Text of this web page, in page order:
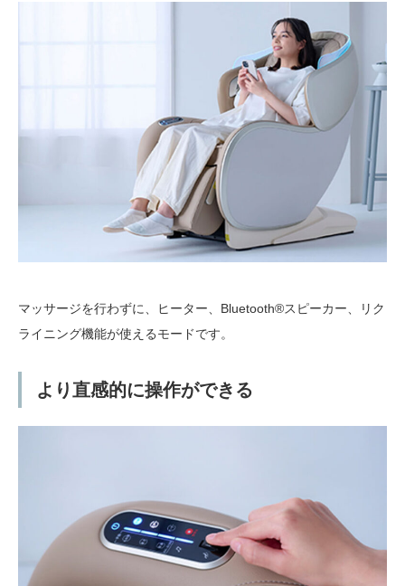
マッサージを行わずに、ヒーター、Bluetooth®スピーカー、リク
ライニング機能が使えるモードです。
より直感的に操作ができる